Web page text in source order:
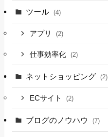
ツール (4)
アプリ (2)
仕事効率化 (2)
ネットショッピング (2)
ECサイト (2)
ブログのノウハウ (7)